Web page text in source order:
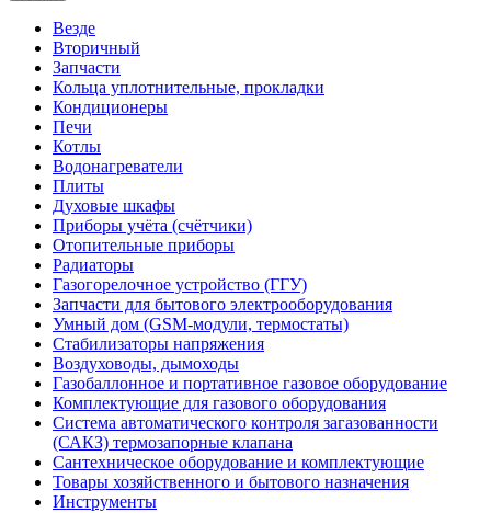
Везде
Вторичный
Запчасти
Кольца уплотнительные, прокладки
Кондиционеры
Печи
Котлы
Водонагреватели
Плиты
Духовые шкафы
Приборы учёта (счётчики)
Отопительные приборы
Радиаторы
Газогорелочное устройство (ГГУ)
Запчасти для бытового электрооборудования
Умный дом (GSM-модули, термостаты)
Cтабилизаторы напряжения
Воздуховоды, дымоходы
Газобаллонное и портативное газовое оборудование
Комплектующие для газового оборудования
Система автоматического контроля загазованности
(САКЗ) термозапорные клапана
Сантехническое оборудование и комплектующие
Товары хозяйственного и бытового назначения
Инструменты